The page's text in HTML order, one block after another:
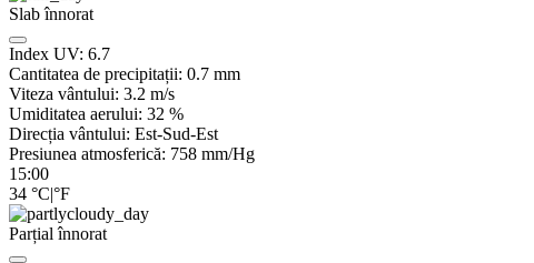
Slab înnorat
Index UV: 6.7
Cantitatea de precipitații: 0.7 mm
Viteza vântului: 3.2 m/s
Umiditatea aerului: 32 %
Direcția vântului: Est-Sud-Est
Presiunea atmosferică: 758 mm/Hg
15:00
34 °C|°F
Parțial înnorat